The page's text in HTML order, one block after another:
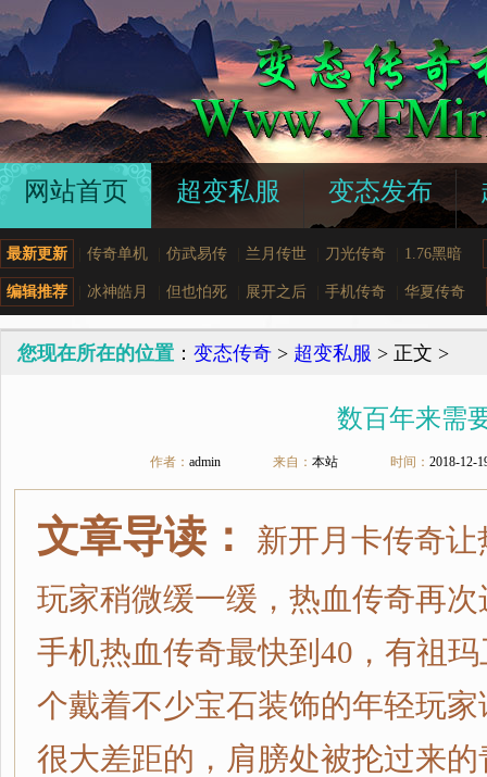
网站首页 超变私服 变态发布
最新更新 传奇单机 仿武易传 兰月传世 刀光传奇 1.76黑暗
编辑推荐 冰神皓月 但也怕死 展开之后 手机传奇 华夏传奇
您现在所在的位置 ： 变态传奇 > 超变私服 > 正文 >
数百年来需
作者： admin 来自： 本站 时间： 2018-12-
文章导读：
新开月卡传奇
玩家稍微缓一缓，热血传奇再
手机热血传奇最快到40，有祖
个戴着不少宝石装饰的年轻玩
很大差距的，肩膀处被抡过来